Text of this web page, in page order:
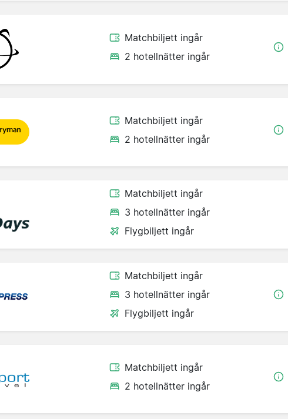
Matchbiljett ingår
2 hotellnätter ingår
Matchbiljett ingår
2 hotellnätter ingår
Matchbiljett ingår
3 hotellnätter ingår
Flygbiljett ingår
Matchbiljett ingår
3 hotellnätter ingår
Flygbiljett ingår
Matchbiljett ingår
2 hotellnätter ingår